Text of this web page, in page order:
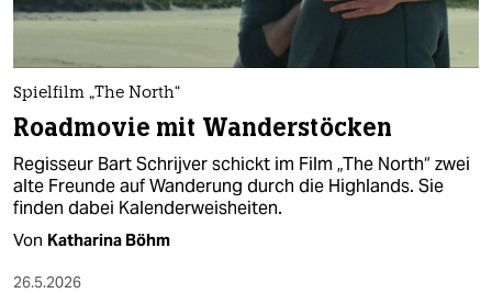
Spielfilm „The North“
Roadmovie mit Wanderstöcken
Regisseur Bart Schrijver schickt im Film „The North“ zwei
alte Freunde auf Wanderung durch die Highlands. Sie
finden dabei Kalenderweisheiten.
Von Katharina Böhm​
26.5.2026